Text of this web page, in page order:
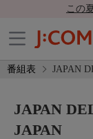
この
番組表 JAPAN
JAPAN
JAPAN